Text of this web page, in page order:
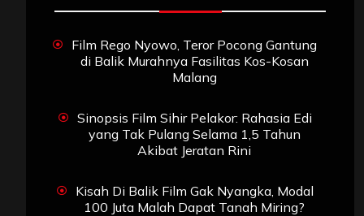
Film Rego Nyowo, Teror Pocong Gantung
di Balik Murahnya Fasilitas Kos-Kosan
Malang
Sinopsis Film Sihir Pelakor: Rahasia Edi
yang Tak Pulang Selama 1,5 Tahun
Akibat Jeratan Rini
Kisah Di Balik Film Gak Nyangka, Modal
100 Juta Malah Dapat Tanah Miring?